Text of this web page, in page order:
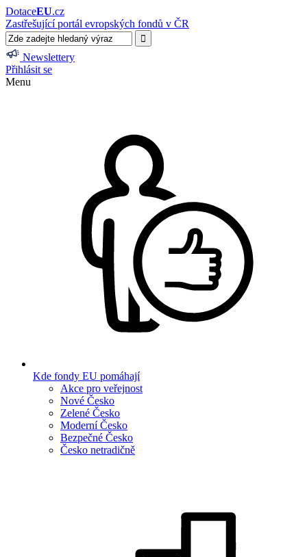
DotaceEU.cz
Zastřešující portál evropských fondů v ČR
Newslettery
Přihlásit se
Menu
Kde fondy EU pomáhají
Akce pro veřejnost
Nové Česko
Zelené Česko
Moderní Česko
Bezpečné Česko
Česko netradičně